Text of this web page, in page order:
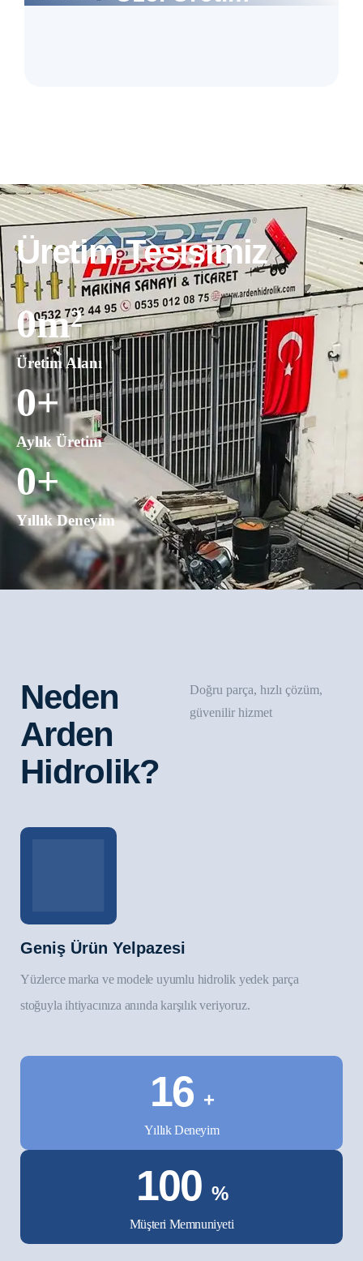
Üretim Tesisimiz
Üretim Alanı
0m²
Aylık Üretim
0+
Yıllık Deneyim
0+
Neden
Arden
Hidrolik?
Doğru parça, hızlı çözüm,
güvenilir hizmet
Geniş Ürün Yelpazesi
Yüzlerce marka ve modele uyumlu hidrolik yedek parça
stoğuyla ihtiyacınıza anında karşılık veriyoruz.
16 +
Yıllık Deneyim
100 %
Müşteri Memnuniyeti